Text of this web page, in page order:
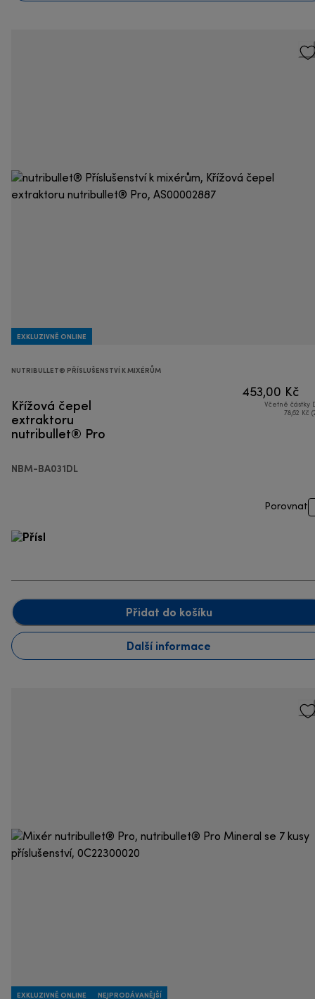
EXKLUZIVNĚ ONLINE
NUTRIBULLET® PŘÍSLUŠENSTVÍ K MIXÉRŮM
Křížová čepel
extraktoru
nutribullet® Pro
NBM-BA031DL
453,00 Kč
Včetně částky
78,62 Kč
Porovnat
Přidat do košíku
Další informace
EXKLUZIVNĚ ONLINE NEJPRODÁVANĚJŠÍ